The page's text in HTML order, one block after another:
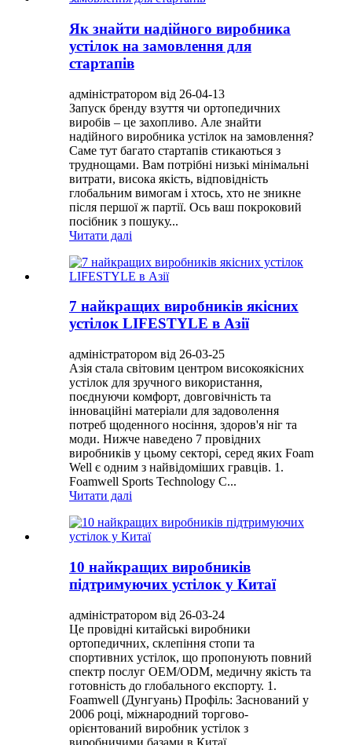
Як знайти надійного виробника
устілок на замовлення для
стартапів
адміністратором від 26-04-13
Запуск бренду взуття чи ортопедичних
виробів – це захопливо. Але знайти
надійного виробника устілок на замовлення?
Саме тут багато стартапів стикаються з
труднощами. Вам потрібні низькі мінімальні
витрати, висока якість, відповідність
глобальним вимогам і хтось, хто не зникне
після першої ж партії. Ось ваш покроковий
посібник з пошуку...
Читати далі
7 найкращих виробників якісних
устілок LIFESTYLE в Азії
адміністратором від 26-03-25
Азія стала світовим центром високоякісних
устілок для зручного використання,
поєднуючи комфорт, довговічність та
інноваційні матеріали для задоволення
потреб щоденного носіння, здоров'я ніг та
моди. Нижче наведено 7 провідних
виробників у цьому секторі, серед яких Foam
Well є одним з найвідоміших гравців. 1.
Foamwell Sports Technology C...
Читати далі
10 найкращих виробників
підтримуючих устілок у Китаї
адміністратором від 26-03-24
Це провідні китайські виробники
ортопедичних, склепіння стопи та
спортивних устілок, що пропонують повний
спектр послуг OEM/ODM, медичну якість та
готовність до глобального експорту. 1.
Foamwell (Дунгуань) Профіль: Заснований у
2006 році, міжнародний торгово-
орієнтований виробник устілок з
виробничими базами в Китаї...